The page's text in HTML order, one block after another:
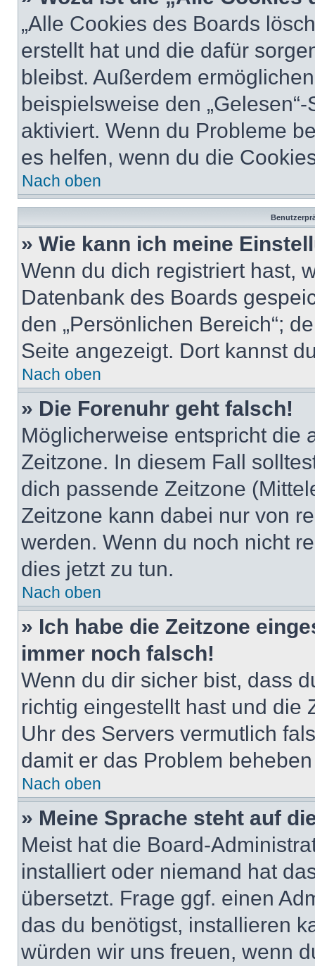
„Alle Cookies des Boards
erstellt hat und die dafür
bleibst. Außerdem
beispielsweise den
aktiviert. Wenn du Probleme
es helfen, wenn du die
Nach oben
» Wie kann ich meine
Wenn du dich registriert hast,
Datenbank des Boards
den „Persönlichen Bereich“;
Seite angezeigt. Dort kannst
Nach oben
» Die Forenuhr geht falsch!
Möglicherweise entspricht die
Zeitzone. In diesem Fall
dich passende Zeitzone
Zeitzone kann dabei nur von
werden. Wenn du noch nicht
dies jetzt zu tun.
Nach oben
» Ich habe die Zeitzone
immer noch falsch!
Wenn du dir sicher bist, dass
richtig eingestellt hast und die
Uhr des Servers vermutlich
damit er das Problem
Nach oben
» Meine Sprache steht auf
Meist hat die Board-
installiert oder niemand hat
übersetzt. Frage ggf. einen
das du benötigst, installieren
würden wir uns freuen, wenn